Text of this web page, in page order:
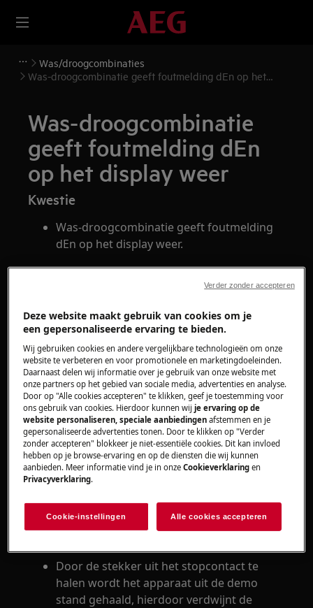
Was/droogcombinaties
Was-droogcombinatie geeft foutmelding dEn op het
Was-droogcombinatie
geeft foutmelding dEn
op het display weer
Kwestie
Was-droogcombinatie geeft foutmelding
dEn op het display weer.
Oplossing
Haal de stekker uit het stopcontact , wacht
30 seconden en steek de stekker weer in
het stopcontact.
Neem contact op met onze servicedienst
voor een afspraak.
Wanneer de bovenstaande suggesties het
probleem niet hebben opgelost, adviseren wij
een bezoek van een technicus aan. te vragen.
Door de stekker uit het stopcontact te
halen wordt het apparaat uit de demo
stand gehaald, hierdoor verdwijnt de
Deze website maakt gebruik van cookies om je
een gepersonaliseerde ervaring te bieden.
Wij gebruiken cookies en andere vergelijkbare technologieën om onze
website te verbeteren en voor promotionele en marketingdoeleinden.
Daarnaast delen wij informatie over je gebruik van onze website met
onze partners op het gebied van sociale media, advertenties en analyse.
Door op "Alle cookies accepteren" te klikken, geef je toestemming voor
ons gebruik van cookies. Hierdoor kunnen wijje ervaring op de
website personaliseren, speciale aanbiedingen afstemmen en je
gepersonaliseerde advertenties tonen. Door te klikken op "Verder
zonder accepteren" blokkeer je niet-essentiële cookies. Dit kan invloed
hebben op je browse-ervaring en op de diensten die wij kunnen
aanbieden. Meer informatie vind je in onzeCookieverklaring en
Privacyverklaring.
Cookie-instellingen Alle cookies accepteren
Verder zonder accepteren